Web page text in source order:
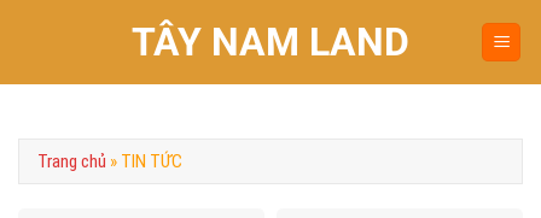
TÂY NAM LAND
Trang chủ » TIN TỨC